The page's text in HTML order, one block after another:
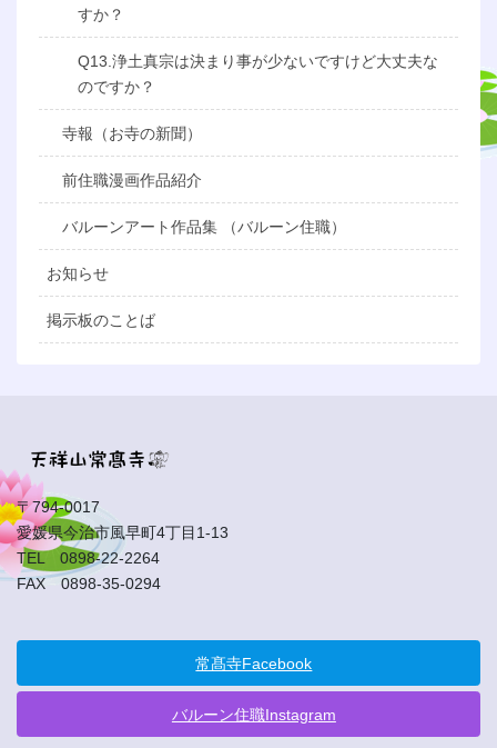
すか？
Q13.浄土真宗は決まり事が少ないですけど大丈夫な
のですか？
寺報（お寺の新聞）
前住職漫画作品紹介
バルーンアート作品集 （バルーン住職）
お知らせ
掲示板のことば
〒794-0017
愛媛県今治市風早町4丁目1-13
TEL 0898-22-2264
FAX 0898-35-0294
常髙寺Facebook
バルーン住職Instagram